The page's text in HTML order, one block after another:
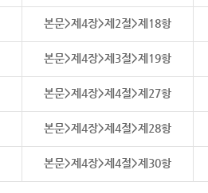
본문>제4장>제2절>제18항
본문>제4장>제3절>제19항
본문>제4장>제4절>제27항
본문>제4장>제4절>제28항
본문>제4장>제4절>제30항